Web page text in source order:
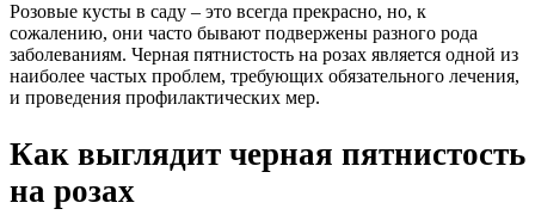
Розовые кусты в саду – это всегда прекрасно, но, к
сожалению, они часто бывают подвержены разного рода
заболеваниям. Черная пятнистость на розах является одной из
наиболее частых проблем, требующих обязательного лечения,
и проведения профилактических мер.
Как выглядит черная пятнистость
на розах